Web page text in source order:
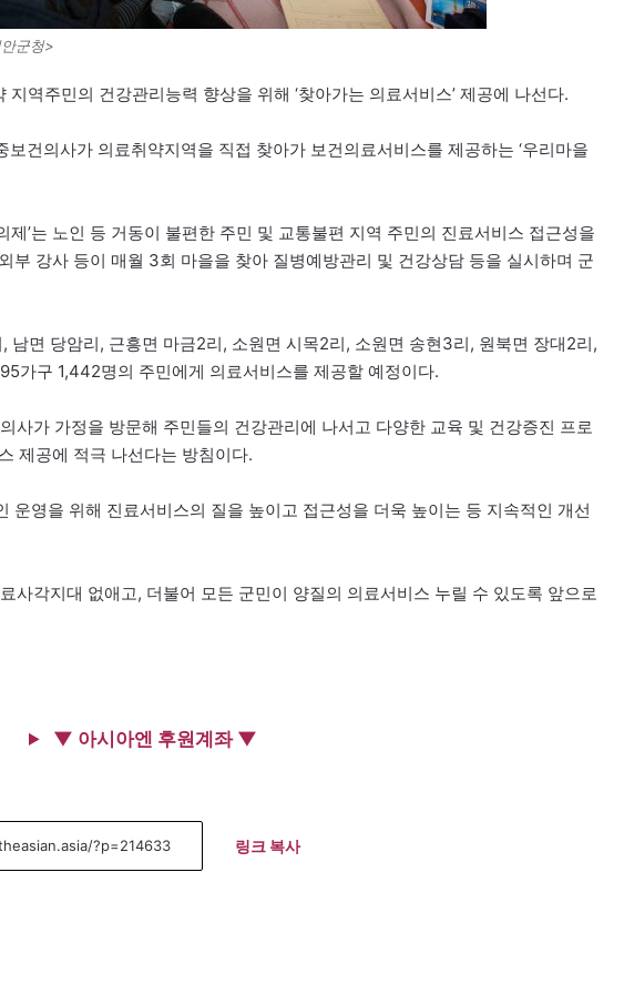
군청>
역주민의 건강관리능력 향상을 위해 ‘찾아가는 의료서비스’ 제공에 나선다.
건의사가 의료취약지역을 직접 찾아가 보건의료서비스를 제공하는 ‘우리마을
제’는 노인 등 거동이 불편한 주민 및 교통불편 지역 주민의 진료서비스 접근성을
부 강사 등이 매월 3회 마을을 찾아 질병예방관리 및 건강상담 등을 실시하며 군
남면 당암리, 근흥면 마금2리, 소원면 시목2리, 소원면 송현3리, 원북면 장대2리,
가구 1,442명의 주민에게 의료서비스를 제공할 예정이다.
사가 가정을 방문해 주민들의 건강관리에 나서고 다양한 교육 및 건강증진 프로
제공에 적극 나선다는 방침이다.
운영을 위해 진료서비스의 질을 높이고 접근성을 더욱 높이는 등 지속적인 개선
사각지대 없애고, 더불어 모든 군민이 양질의 의료서비스 누릴 수 있도록 앞으로
▼ 아시아엔 후원계좌 ▼
링크 복사